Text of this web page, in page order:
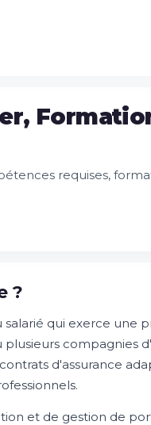
requises,
?
qui exerce une
compagnies
d'assurance
et de gestion de